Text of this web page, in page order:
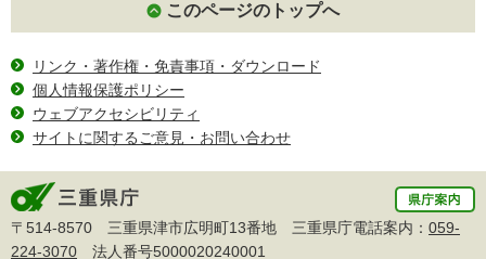
このページのトップへ
リンク・著作権・免責事項・ダウンロード
個人情報保護ポリシー
ウェブアクセシビリティ
サイトに関するご意見・お問い合わせ
〒514-8570 三重県津市広明町13番地 三重県庁電話案内： 059-
224-3070 法人番号5000020240001